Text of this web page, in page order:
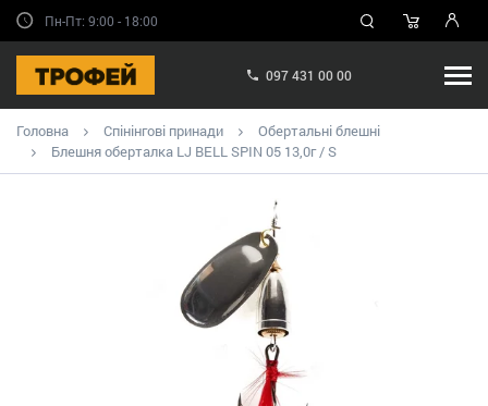
Пн-Пт: 9:00 - 18:00
097 431 00 00
Головна Спінінгові принади
Обертальні блешні
Блешня оберталка LJ BELL SPIN 05 13,0г / S